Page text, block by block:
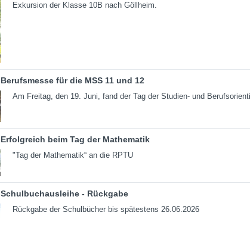
Exkursion der Klasse 10B nach Göllheim.
Berufsmesse für die MSS 11 und 12
Am Freitag, den 19. Juni, fand der Tag der Studien- und
Erfolgreich beim Tag der Mathematik
"Tag der Mathematik“ an die RPTU
Schulbuchausleihe - Rückgabe
Rückgabe der Schulbücher bis spätestens 26.06.2026